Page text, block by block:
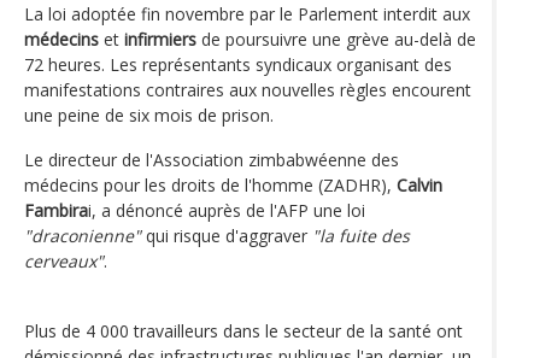
La loi adoptée fin novembre par le Parlement interdit aux
médecins et infirmiers de poursuivre une grève au-delà de
72 heures. Les représentants syndicaux organisant des
manifestations contraires aux nouvelles règles encourent
une peine de six mois de prison.
Le directeur de l'Association zimbabwéenne des
médecins pour les droits de l'homme (ZADHR), Calvin
Fambirai, a dénoncé auprès de l'AFP une loi
"draconienne"qui risque d'aggraver "la fuite des
cerveaux".
Plus de 4 000 travailleurs dans le secteur de la santé ont